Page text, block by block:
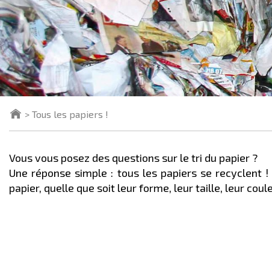
Tous les papiers !
Vous vous posez des questions sur le tri du papier ?
Une réponse simple : tous les papiers se recyclent
papier, quelle que soit leur forme, leur taille, leur